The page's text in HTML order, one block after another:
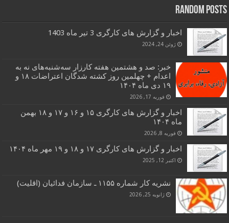
Random Posts
اخبار و گزارش های کارگری 3 تیر ماه 1403
ژوئن 24, 2024
خبر: صد و هشتمین هفته کارزار سه‌شنبه‌های نه به
اعدام + چهلمین روز کشته شدگان اعتراضات ۱۸ و
۱۹ دی ماه ۱۴۰۴
فوریه 17, 2026
اخبار و گزارش های کارگری ۱۵ و ۱۶ و ۱۷ و ۱۸ بهمن
ماه ۱۴۰۴
فوریه 8, 2026
اخبار و گزارش های کارگری ۱۷ و ۱۸ و ۱۹ مهر ماه ۱۴۰۴
اکتبر 12, 2025
نشریه کار شماره ۱۱۵۵ ـ سازمان فدائیان (اقلیت)
ژانویه 25, 2026